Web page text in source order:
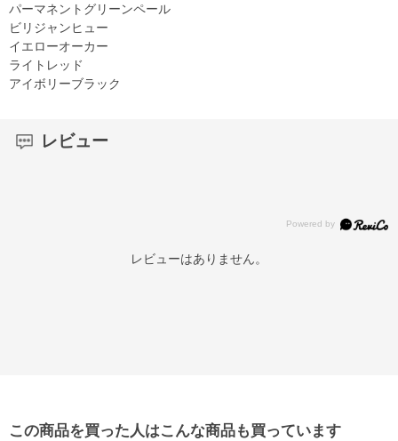
パーマネントグリーンペール
ビリジャンヒュー
イエローオーカー
ライトレッド
アイボリーブラック
レビュー
レビューはありません。
この商品を買った人はこんな商品も買っています